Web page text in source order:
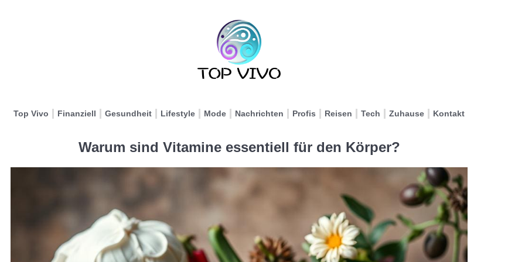
Top Vivo Finanziell Gesundheit Lifestyle Mode Nachrichten Profis Reisen Tech Zuhause Kontakt
Warum sind Vitamine essentiell für den Körper?